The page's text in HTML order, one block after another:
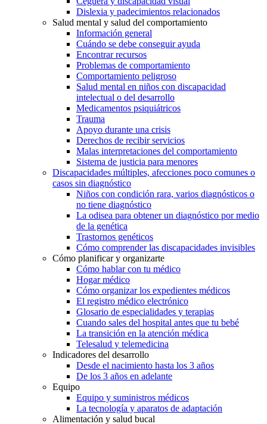
Dislexia y padecimientos relacionados
Salud mental y salud del comportamiento
Información general
Cuándo se debe conseguir ayuda
Encontrar recursos
Problemas de comportamiento
Comportamiento peligroso
Salud mental en niños con discapacidad
intelectual o del desarrollo
Medicamentos psiquiátricos
Trauma
Apoyo durante una crisis
Derechos de recibir servicios
Malas interpretaciones del comportamiento
Sistema de justicia para menores
Discapacidades múltiples, afecciones poco comunes o
casos sin diagnóstico
Niños con condición rara, varios diagnósticos o
no tiene diagnóstico
La odisea para obtener un diagnóstico por medio
de la genética
Trastornos genéticos
Cómo comprender las discapacidades invisibles
Cómo planificar y organizarte
Cómo hablar con tu médico
Hogar médico
Cómo organizar los expedientes médicos
El registro médico electrónico
Glosario de especialidades y terapias
Cuando sales del hospital antes que tu bebé
La transición en la atención médica
Telesalud y telemedicina
Indicadores del desarrollo
Desde el nacimiento hasta los 3 años
De los 3 años en adelante
Equipo
Equipo y suministros médicos
La tecnología y aparatos de adaptación
Alimentación y salud bucal